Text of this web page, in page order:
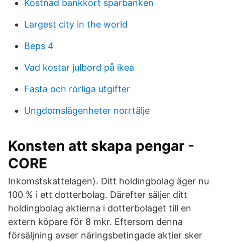
Kostnad bankkort sparbanken
Largest city in the world
Beps 4
Vad kostar julbord på ikea
Fasta och rörliga utgifter
Ungdomslägenheter norrtälje
Konsten att skapa pengar -
CORE
Inkomstskattelagen). Ditt holdingbolag äger nu
100 % i ett dotterbolag. Därefter säljer ditt
holdingbolag aktierna i dotterbolaget till en
extern köpare för 8 mkr. Eftersom denna
försäljning avser näringsbetingade aktier sker